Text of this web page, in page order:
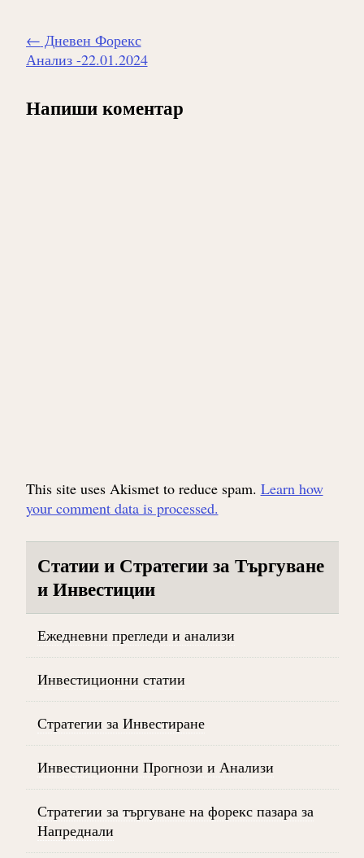
Навигиране
на
← Дневен Форекс
Анализ -22.01.2024
Напиши коментар
This site uses Akismet to reduce spam. Learn how
your comment data is processed.
Статии и Стратегии за Търгуване
и Инвестиции
Ежедневни прегледи и анализи
Инвестиционни статии
Стратегии за Инвестиране
Инвестиционни Прогнози и Анализи
Стратегии за търгуване на форекс пазара за
Напреднали